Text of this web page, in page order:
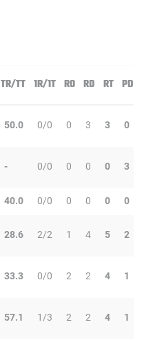
TR/TT 1R/1T RO RD RT PD
50.0 0/0 0 3 3 0
- 0/0 0 0 0 3
40.0 0/0 0 0 0 0
28.6 2/2 1 4 5 2
33.3 0/0 2 2 4 1
57.1 1/3 2 2 4 1